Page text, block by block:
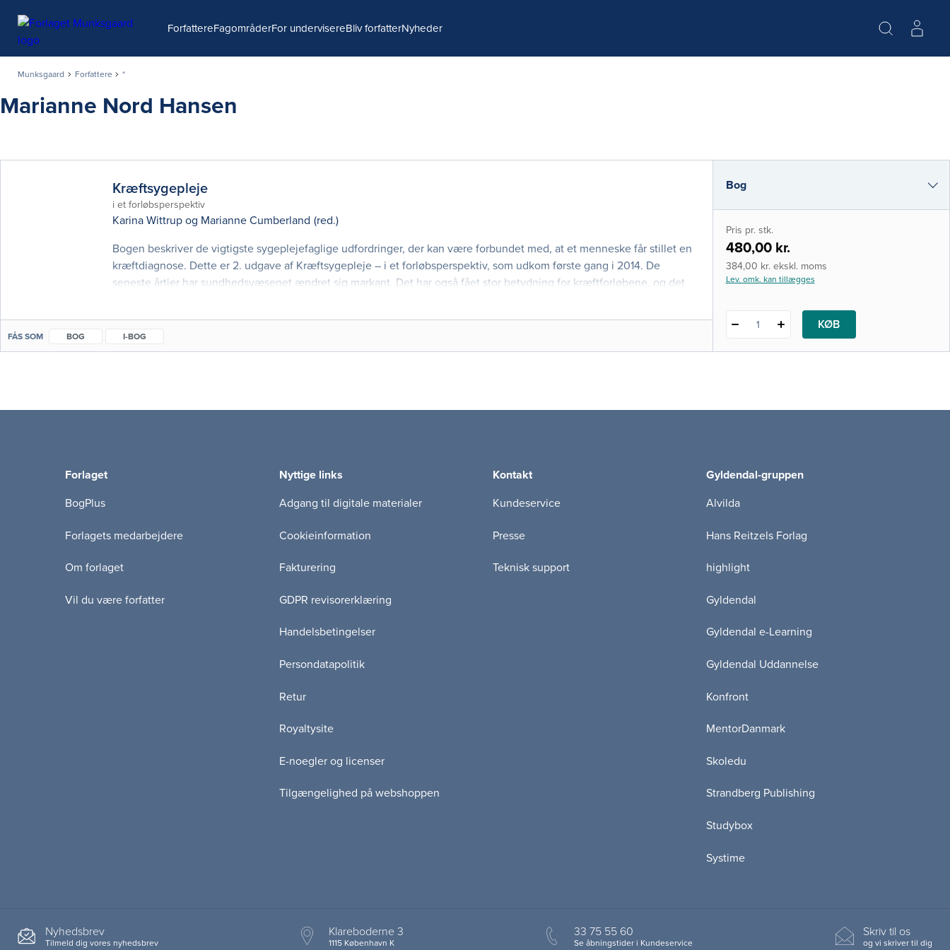
ForfattereFagområderFor undervisereBliv forfatterNyheder
Munksgaard Forfattere *
Marianne Nord Hansen
Kræftsygepleje
i et forløbsperspektiv
Karina Wittrup og Marianne Cumberland (red.)
Bogen beskriver de vigtigste sygeplejefaglige udfordringer, der kan være forbundet med, at et menneske får stillet en
kræftdiagnose. Dette er 2. udgave af Kræftsygepleje – i et forløbsperspektiv, som udkom første gang i 2014. De
seneste årtier har sundhedsvæsenet ændret sig markant. Det har også fået stor betydning for kræftforløbene, og det
FÅS SOM BOG I-BOG
Bog
i-bog
Pris pr. stk.
480,00 kr.
384,00 kr. ekskl. moms
Lev. omk. kan tillægges
1 KØB
Forlaget
BogPlus
Forlagets medarbejdere
Om forlaget
Vil du være forfatter
Nyttige links
Adgang til digitale materialer
Cookieinformation
Fakturering
GDPR revisorerklæring
Handelsbetingelser
Persondatapolitik
Retur
Royaltysite
E-noegler og licenser
Tilgængelighed på webshoppen
Kontakt
Kundeservice
Presse
Teknisk support
Gyldendal-gruppen
Alvilda
Hans Reitzels Forlag
highlight
Gyldendal
Gyldendal e-Learning
Gyldendal Uddannelse
Konfront
MentorDanmark
Skoledu
Strandberg Publishing
Studybox
Systime
Nyhedsbrev
Tilmeld dig vores nyhedsbrev
Klareboderne 3
1115 København K
33 75 55 60
Se åbningstider i Kundeservice
Skriv til os
og vi skriver til dig